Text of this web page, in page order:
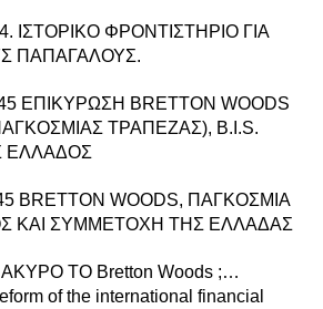
ΙΣΤΟΡΙΚΟ ΦΡΟΝΤΙΣΤΗΡΙΟ ΓΙΑ
ΠΑΠΑΓΑΛΟΥΣ.
ΕΠΙΚΥΡΩΣΗ BRETTON WOODS
ΤΡΑΠΕΖΑΣ), B.I.S.
ΕΛΛΑΔΟΣ
BRETTON WOODS, ΠΑΓΚΟΣΜΙΑ
ΚΑΙ ΣΥΜΜΕΤΟΧΗ ΤΗΣ ΕΛΛΑΔΑΣ
ΑΚΥΡΟ ΤΟ Bretton Woods ;…
of the international financial